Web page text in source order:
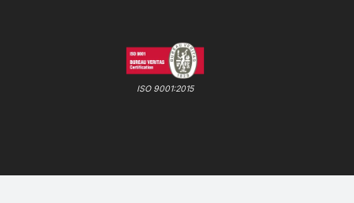
ISO 9001:2015